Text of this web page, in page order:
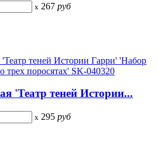
x 267 руб
'Театр теней Истории...
x 295 руб